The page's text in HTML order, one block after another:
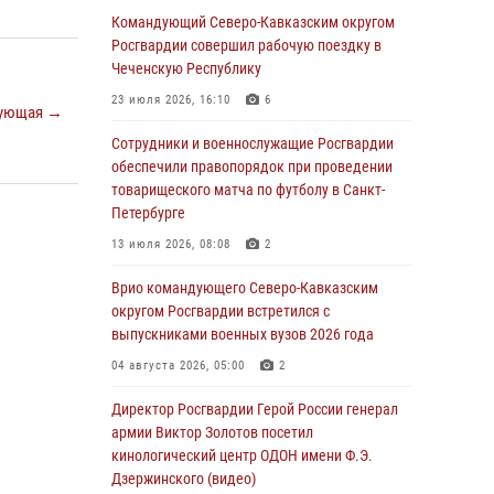
→
Росгвардейцы провели занятие по
стрелковой подготовке для воспитанников
Центра детского, юношеского туризма и
Республики
09 августа 2026, 05:00
Всероссийская ведомственная акции
«Каникулы с Росгвардией проходит в Сибири
Росгвардейцы провели патриотическое
занятие для детей на Поклонной горе в
Москве (видео)
В ЛНР росгвардейцы провели тренировку по
единоборствам для юных воспитанников
спортивной школы
Командующий Северо-Кавказским округом
Росгвардии совершил рабочую поездку в
Чеченскую Республику
23 июля 2026, 16:10 6
Сотрудники и военнослужащие Росгвардии
обеспечили правопорядок при проведении
товарищеского матча по футболу в Санкт-
Петербурге
13 июля 2026, 08:08 2
Врио командующего Северо-Кавказским
округом Росгвардии встретился с
выпускниками военных вузов 2026 года
04 августа 2026, 05:00 2
Директор Росгвардии Герой России генерал
армии Виктор Золотов посетил
кинологический центр ОДОН имени Ф.Э.
Дзержинского (видео)